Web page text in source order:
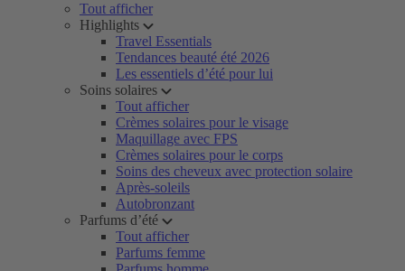
Tout afficher
Highlights
Travel Essentials
Tendances beauté été 2026
Les essentiels d’été pour lui
Soins solaires
Tout afficher
Crèmes solaires pour le visage
Maquillage avec FPS
Crèmes solaires pour le corps
Soins des cheveux avec protection solaire
Après-soleils
Autobronzant
Parfums d’été
Tout afficher
Parfums femme